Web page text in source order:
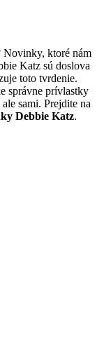
Novinky, ktoré nám
Katz sú doslova
toto tvrdenie.
správne prívlastky
sami. Prejdite na
Debbie Katz.